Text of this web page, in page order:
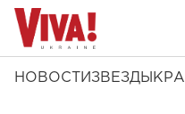
НОВОСТИ ЗВЕЗДЫ